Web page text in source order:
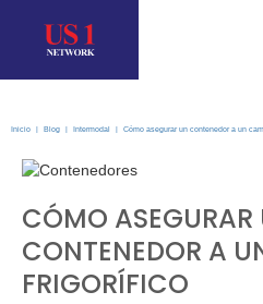
Inicio Blog Intermodal Cómo asegurar un contenedor a un
CÓMO ASEGURAR
CONTENEDOR A
FRIGORÍFICO